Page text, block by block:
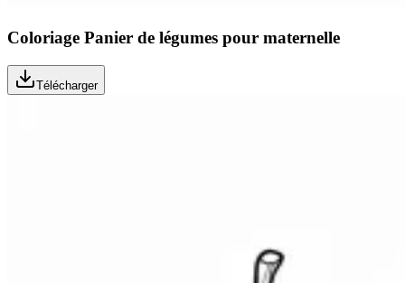
Coloriage Panier de légumes pour maternelle
Télécharger